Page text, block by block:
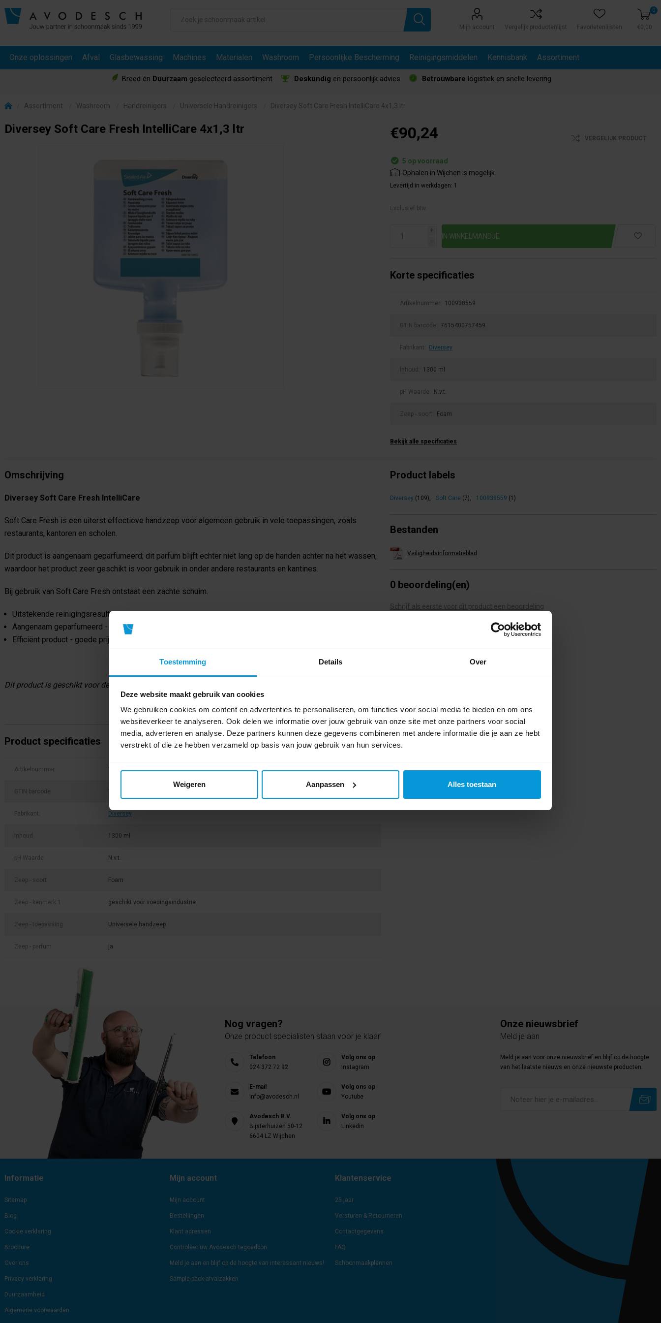
Toestemming Details Over
Deze website maakt gebruik van cookies
We gebruiken cookies om content en advertenties te personaliseren, om functies voor social media te bieden en om ons
websiteverkeer te analyseren. Ook delen we informatie over jouw gebruik van onze site met onze partners voor social
media, adverteren en analyse. Deze partners kunnen deze gegevens combineren met andere informatie die je aan ze hebt
verstrekt of die ze hebben verzameld op basis van jouw gebruik van hun services.
Weigeren Aanpassen Alles toestaan
Mijn account Vergelijk productenlijst Favorietenlijsten
0
€0,00
Onze oplossingen Afval Glasbewassing Machines Materialen Washroom Persoonlijke Bescherming Reinigingsmiddelen Kennisbank Assortiment
Breed én Duurzaam geselecteerd assortiment Deskundig en persoonlijk advies Betrouwbare logistiek en snelle levering
Assortiment Washroom Handreinigers Universele Handreinigers Diversey Soft Care Fresh IntelliCare 4x1,3 ltr
Diversey Soft Care Fresh IntelliCare 4x1,3 ltr €90,24 VERGELIJK PRODUCT
5 op voorraad
Ophalen in Wijchen is mogelijk.
Levertijd in werkdagen: 1
Exclusief btw.
i
h
Korte specificaties
Artikelnummer: 100938559
GTIN barcode: 7615400757459
Fabrikant: Diversey
Inhoud: 1300 ml
pH Waarde: N.v.t.
Zeep - soort: Foam
Bekijk alle specificaties
Omschrijving
Diversey Soft Care Fresh IntelliCare
Soft Care Fresh is een uiterst effectieve handzeep voor algemeen gebruik in vele toepassingen, zoals
restaurants, kantoren en scholen.
Dit product is aangenaam geparfumeerd; dit parfum blijft echter niet lang op de handen achter na het wassen,
waardoor het product zeer geschikt is voor gebruik in onder andere restaurants en kantines.
Bij gebruik van Soft Care Fresh ontstaat een zachte schuim.
Uitstekende reinigingsresultaten;
Aangenaam geparfumeerd - geeft een frisse geur
Efficiënt product - goede prijs/kwaliteit verhouding
Dit product is geschikt voor de IntelliCare Dispensers van Diversey.
Product specificaties
Artikelnummer 100938559
GTIN barcode 7615400757459
Fabrikant: Diversey
Inhoud 1300 ml
pH Waarde N.v.t.
Zeep - soort Foam
Zeep - kenmerk 1 geschikt voor voedingsindustrie
Zeep - toepassing Universele handzeep
Zeep - parfum ja
Product labels
Diversey (109), Soft Care (7), 100938559 (1)
Bestanden
Veiligheidsinformatieblad
0 beoordeling(en)
Schrijf als eerste voor dit product een beoordeling
Nog vragen?
Onze product specialisten staan voor je klaar!
Telefoon
024 372 72 92
E-mail
info@avodesch.nl
Avodesch B.V.
Bijsterhuizen 50-12
6604 LZ Wijchen
Volg ons op
Instagram
Volg ons op
Youtube
Volg ons op
Linkedin
Onze nieuwsbrief
Meld je aan
Meld je aan voor onze nieuwsbrief en blijf op de hoogte
van het laatste nieuws en onze nieuwste producten.
Informatie
Sitemap
Blog
Cookie verklaring
Brochure
Over ons
Privacy verklaring
Duurzaamheid
Algemene voorwaarden
Mijn account
Mijn account
Bestellingen
Klant adressen
Controleer uw Avodesch tegoedbon
Meld je aan en blijf op de hoogte van interessant nieuws!
Sample-pack-afvalzakken
Klantenservice
25 jaar
Versturen & Retourneren
Contactgegevens
FAQ
Schoonmaakplannen